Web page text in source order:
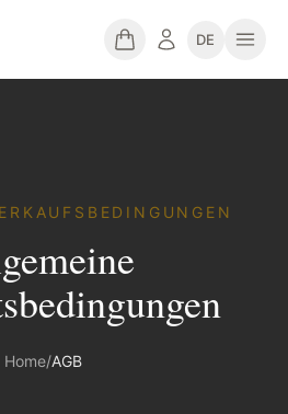
DE
Home/AGB